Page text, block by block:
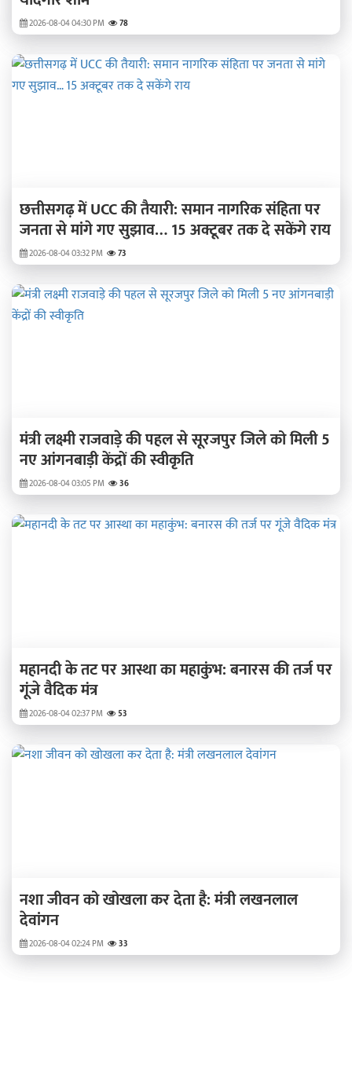
2026-08-04 04:30 PM 78
​छत्तीसगढ़ में UCC की तैयारी: समान नागरिक संहिता पर
जनता से मांगे गए सुझाव… 15 अक्टूबर तक दे सकेंगे राय
2026-08-04 03:32 PM 73
मंत्री लक्ष्मी राजवाड़े की पहल से सूरजपुर जिले को मिली 5
नए आंगनबाड़ी केंद्रों की स्वीकृति
2026-08-04 03:05 PM 36
महानदी के तट पर आस्था का महाकुंभ: बनारस की तर्ज पर
गूंजे वैदिक मंत्र
2026-08-04 02:37 PM 53
नशा जीवन को खोखला कर देता है: मंत्री लखनलाल
देवांगन
2026-08-04 02:24 PM 33